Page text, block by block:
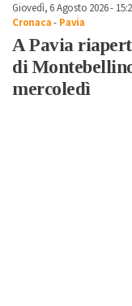
Giovedì, 6 Agosto 2026 -
Cronaca- Pavia
A Pavia
di
mercoledì